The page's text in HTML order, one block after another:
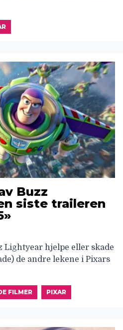
Buzz
siste traileren
Lightyear hjelpe eller skade
de andre lekene i Pixars
FILMER PIXAR